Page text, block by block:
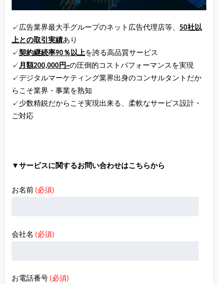
✓広告業界最大手グループのネット広告代理店等、 50社以
上との取引実績あり
✓契約継続率90％以上を誇る高品質サービス
✓月額200,000円~の圧倒的コストパフォーマンスを実現
✓デジタルマーケティング業界出身のコンサルタントだか
らこそ業界・事業を熟知
✓少数精鋭だからこそ実現出来る、柔軟なサービス設計・
ご対応
▼サービスに関するお問い合わせはこちらから
お名前 (必須)
会社名 (必須)
お電話番号 (必須)